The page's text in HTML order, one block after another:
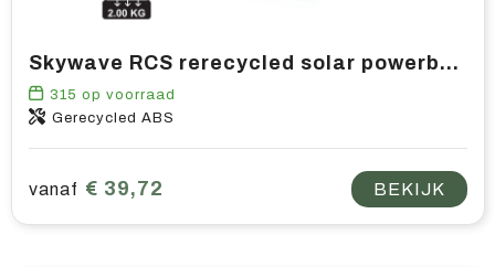
Skywave RCS rerecycled solar powerbank 5.000 mah 10W
315 op voorraad
Gerecycled ABS
vanaf € 39,72 BEKIJK